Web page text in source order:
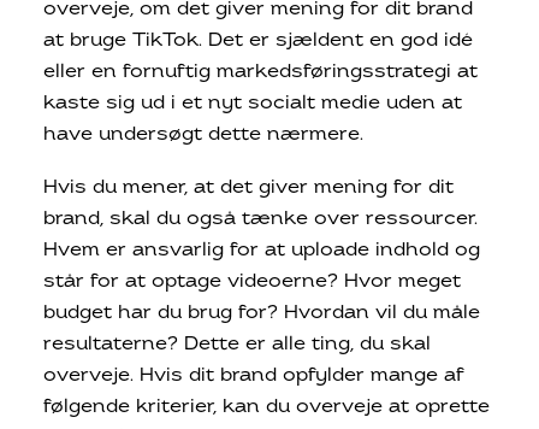
overveje, om det giver mening for dit brand
at bruge TikTok. Det er sjældent en god idé
eller en fornuftig markedsføringsstrategi at
kaste sig ud i et nyt socialt medie uden at
have undersøgt dette nærmere.
Hvis du mener, at det giver mening for dit
brand, skal du også tænke over ressourcer.
Hvem er ansvarlig for at uploade indhold og
står for at optage videoerne? Hvor meget
budget har du brug for? Hvordan vil du måle
resultaterne? Dette er alle ting, du skal
overveje. Hvis dit brand opfylder mange af
følgende kriterier, kan du overveje at oprette